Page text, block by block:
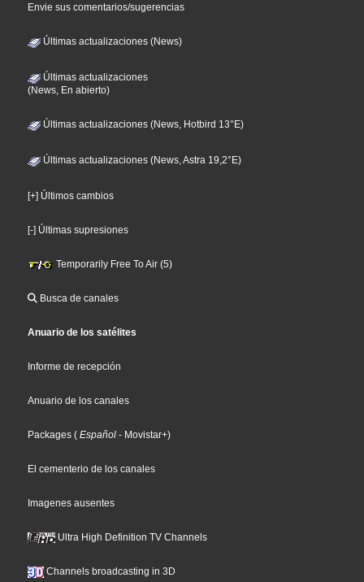
Envie sus comentarios/sugerencias
Últimas actualizaciones (News)
Últimas actualizaciones
(News, En abierto)
Últimas actualizaciones (News, Hotbird 13°E)
Últimas actualizaciones (News, Astra 19,2°E)
[+] Últimos cambios
[-] Últimas supresiones
Temporarily Free To Air (5)
Busca de canales
Anuario de los satélites
Informe de recepción
Anuario de los canales
Packages ( Español - Movistar+)
El cementerio de los canales
Imagenes ausentes
Ultra High Definition TV Channels
Channels broadcasting in 3D